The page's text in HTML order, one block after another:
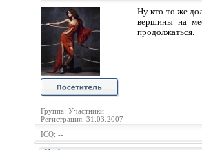
Группа: Участники
Регистрация: 31.03.2007
Ну кто-то же
вершины на
продолжаться.
ICQ: --